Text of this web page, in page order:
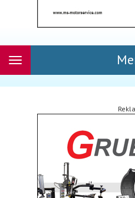
Rozwiń